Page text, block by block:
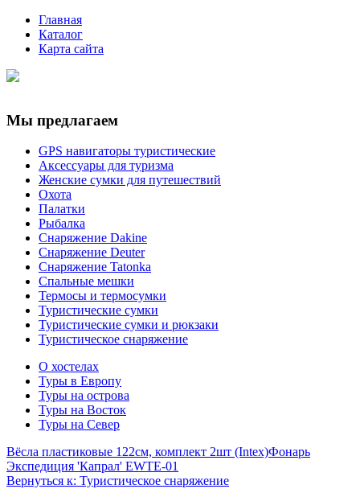
Главная
Каталог
Карта сайта
Мы предлагаем
GPS навигаторы туристические
Аксессуары для туризма
Женские сумки для путешествий
Охота
Палатки
Рыбалка
Снаряжение Dakine
Снаряжение Deuter
Снаряжение Tatonka
Спальные мешки
Термосы и термосумки
Туристические сумки
Туристические сумки и рюкзаки
Туристическое снаряжение
О хостелах
Туры в Европу
Туры на острова
Туры на Восток
Туры на Север
Вёсла пластиковые 122см, комплект 2шт (Intex)Фонарь
Экспедиция 'Капрал' EWTE-01
Вернуться к: Туристическое снаряжение